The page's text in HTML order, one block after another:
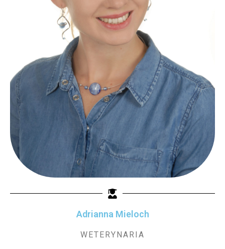
Adrianna Mieloch
WETERYNARIA